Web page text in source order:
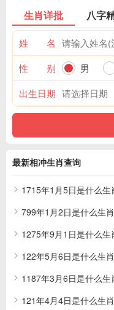
生肖详批 八字
姓 名
性 别
男
出生日期
最新相冲生肖查询
1715年1月5日是什么生
799年1月2日是什么生
1275年9月1日是什么生
122年5月6日是什么生
1187年3月6日是什么生
121年4月4日是什么生